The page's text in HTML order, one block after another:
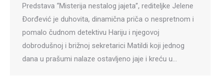
Predstava “Misterija nestalog jajeta”, rediteljke Jelene
Đorđević je duhovita, dinamična priča o nespretnom i
pomalo čudnom detektivu Hariju i njegovoj
dobrodušnoj i brižnoj sekretarici Matildi koji jednog
dana u prašumi nalaze ostavljeno jaje i kreću u…